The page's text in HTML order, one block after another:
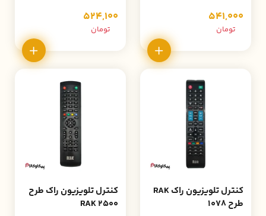
541,000
تومان
524,100
تومان
کنترل تلویزیون راک RAK
طرح 1078
کنترل تلویزیون راک طرح
2500 RAK